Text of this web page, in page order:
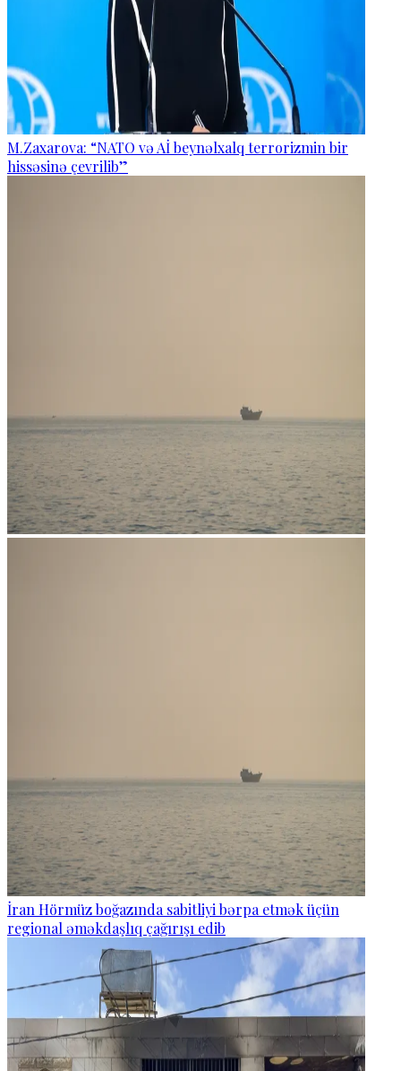
M.Zaxarova: “NATO və Aİ beynəlxalq terrorizmin bir
hissəsinə çevrilib”
İran Hörmüz boğazında sabitliyi bərpa etmək üçün
regional əməkdaşlıq çağırışı edib